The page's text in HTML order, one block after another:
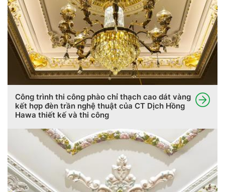
Công trình thi công phào chỉ thạch cao dát vàng
kết hợp đèn trần nghệ thuật của CT Dịch Hồng
Hawa thiết kế và thi công